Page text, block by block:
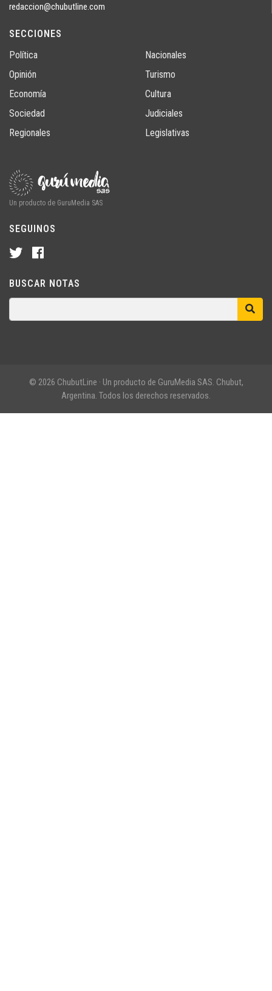
redaccion@chubutline.com
SECCIONES
Política
Opinión
Economía
Sociedad
Regionales
Nacionales
Turismo
Cultura
Judiciales
Legislativas
Un producto de GuruMedia SAS
SEGUINOS
BUSCAR NOTAS
© 2026 ChubutLine · Un producto de GuruMedia SAS. Chubut,
Argentina. Todos los derechos reservados.